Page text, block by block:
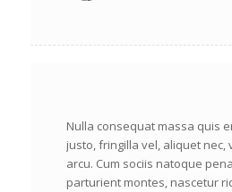
Nulla consequat massa quis
justo, fringilla vel, aliquet nec,
arcu. Cum sociis natoque
parturient montes, nascetur